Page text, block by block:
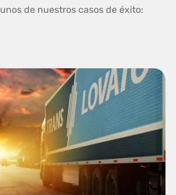
de nuestros casos de éxito: